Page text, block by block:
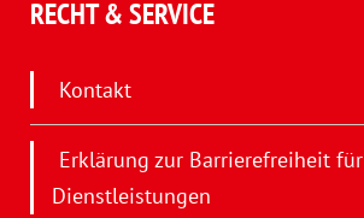
RECHT & SERVICE
Kontakt
Erklärung zur Barrierefreiheit für
Dienstleistungen